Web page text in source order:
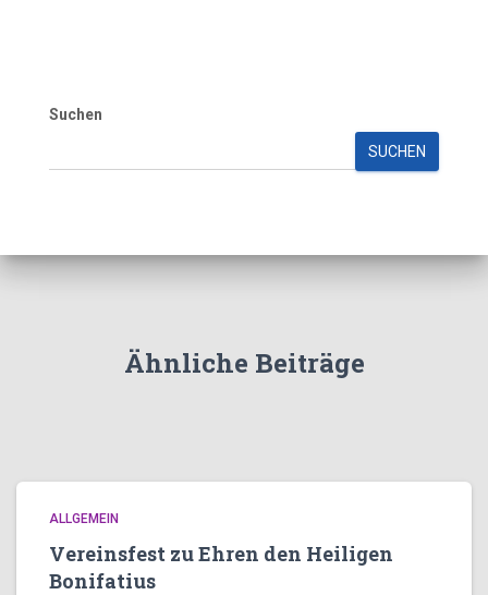
Suchen
SUCHEN
Ähnliche Beiträge
ALLGEMEIN
Vereinsfest zu Ehren den Heiligen
Bonifatius